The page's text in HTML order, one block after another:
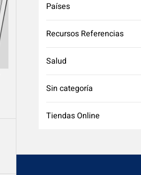
Países
Recursos Referencias
Salud
Sin categoría
Tiendas Online